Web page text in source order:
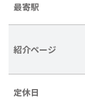
最寄駅
紹介ページ
定休日